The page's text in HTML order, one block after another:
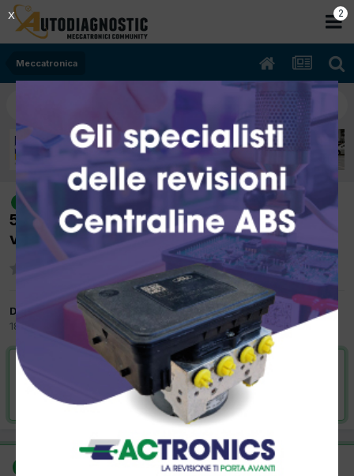
Meccatronica
risolto
[peugeot 207 02/2007 1.4hdicc 8hz
50Kw Diesel] avaria motore errore p0489
valvola per ricircolo gas
Da revolution
18 Settembre 2012inMeccatronica
VAI ALLA SOLUZIONE
Risolta da revolution, 18 Settembre 2012
2
X